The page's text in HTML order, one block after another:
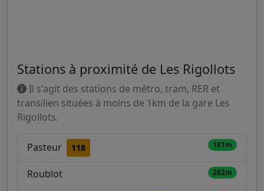
Stations à proximité de Les Rigollots
Il s'agit des stations de métro, tram, RER et
transilien situées à moins de 1km de la gare Les
Rigollots.
Pasteur 118 181m
Roublot 262m